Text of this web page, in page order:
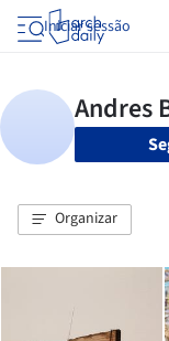
Iniciar sessão
Organizar